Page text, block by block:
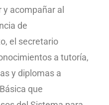
acompañar al
de
el secretario
a tutoría,
y diplomas a
que